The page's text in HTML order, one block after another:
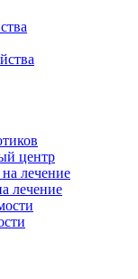
центр
лечение
лечение